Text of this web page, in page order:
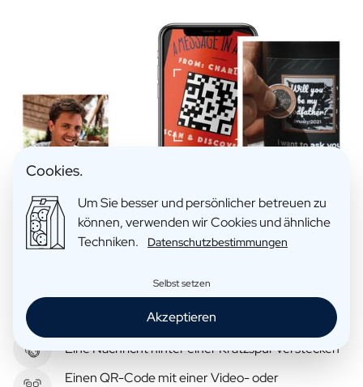
Eine Nachricht hinter einer Kratzspur verstecken
Einen QR-Code mit einer Video- oder
Cookies.
Um Sie besser und persönlicher betreuen zu
können, verwenden wir Cookies und ähnliche
Techniken.
Datenschutzbestimmungen
Selbst setzen
Akzeptieren